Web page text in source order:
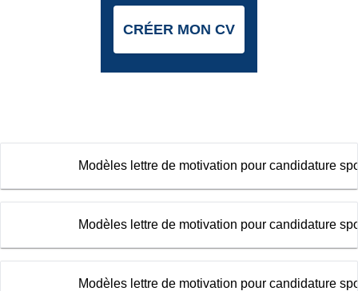
CRÉER MON CV
Modèles lettre de motivation pour candidature
Modèles lettre de motivation pour candidature
Modèles lettre de motivation pour candidature